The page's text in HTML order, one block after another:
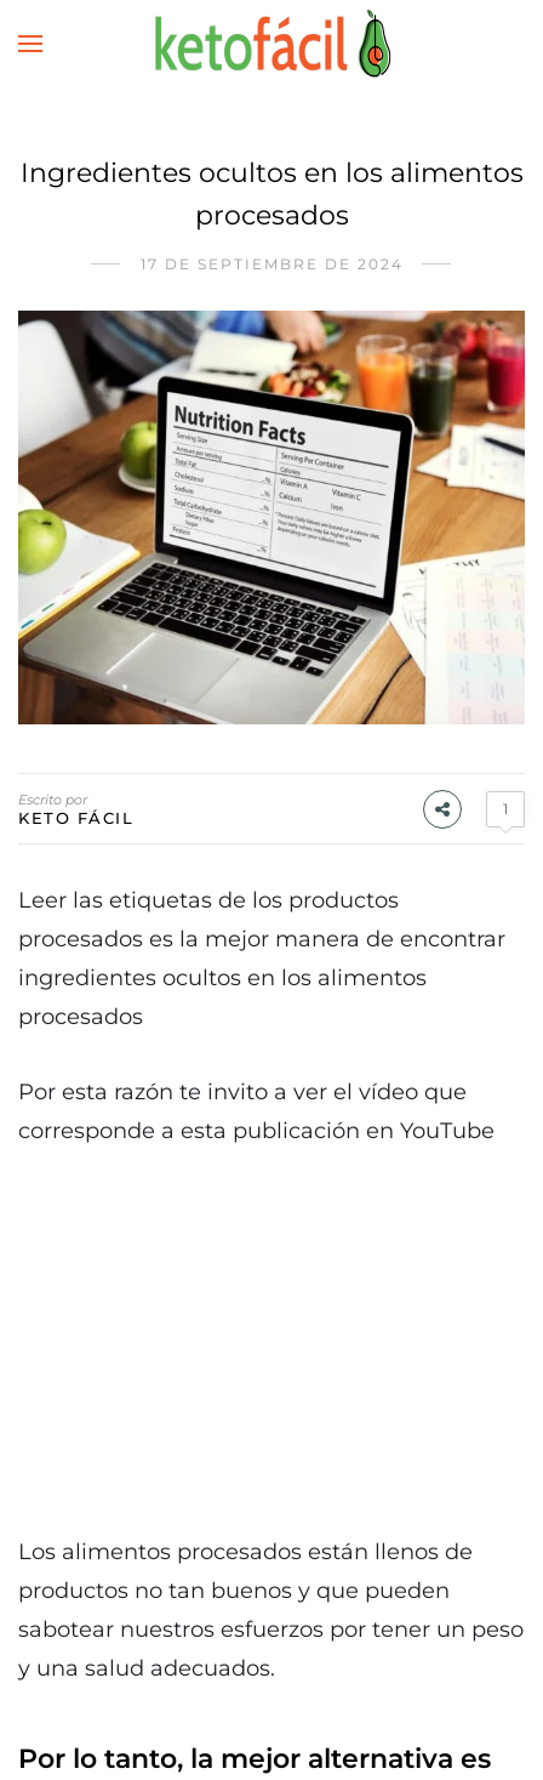
Ingredientes ocultos en los alimentos
procesados
17 DE SEPTIEMBRE DE 2024
Escrito por
KETO FÁCIL 1
Leer las etiquetas de los productos
procesados es la mejor manera de encontrar
ingredientes ocultos en los alimentos
procesados
Por esta razón te invito a ver el vídeo que
corresponde a esta publicación en YouTube
Los alimentos procesados están llenos de
productos no tan buenos y que pueden
sabotear nuestros esfuerzos por tener un peso
y una salud adecuados.
Por lo tanto, la mejor alternativa es